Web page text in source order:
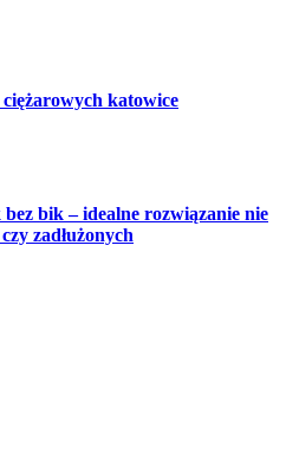
katowice
bez bik – idealne rozwiązanie nie
zadłużonych